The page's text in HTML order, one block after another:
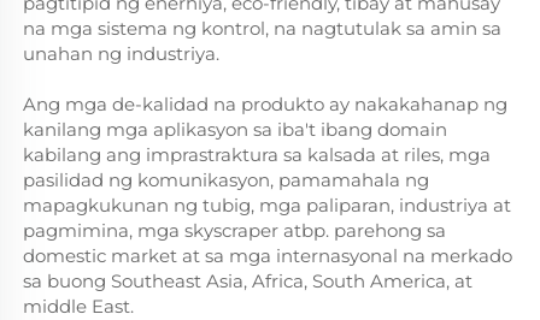
na mga sistema ng kontrol, na nagtutulak sa amin sa
unahan ng industriya.
Ang mga de-kalidad na produkto ay nakakahanap ng
kanilang mga aplikasyon sa iba't ibang domain
kabilang ang imprastraktura sa kalsada at riles, mga
pasilidad ng komunikasyon, pamamahala ng
mapagkukunan ng tubig, mga paliparan, industriya at
pagmimina, mga skyscraper atbp. parehong sa
domestic market at sa mga internasyonal na merkado
sa buong Southeast Asia, Africa, South America, at
middle East.